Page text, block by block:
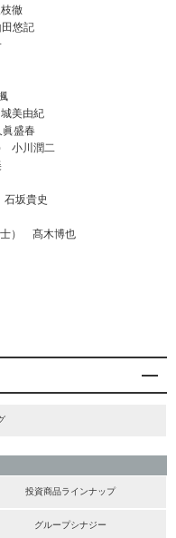
徹
悠記
美由紀
盛春
小川潤二
坂貴史
士） 髙木博也
投資商品ラインナップ
グループシナジー